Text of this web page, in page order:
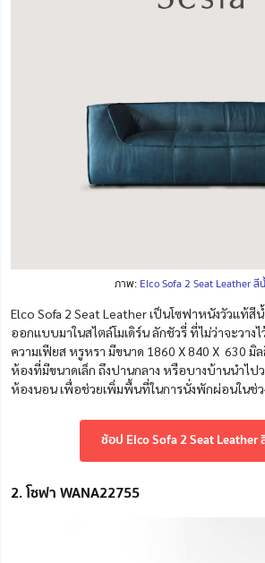
ภาพ: Elco Sofa 2 Seat Leather สี
Elco Sofa 2 Seat Leather เป็นโซฟาหนังวัวแท้สี
ออกแบบมาในสไตล์โมเดิร์น ลักชัวรี่ ที่ไม่ว่าจะวาง
ความเฟียส หรูหรา มีขนาด 1860 X 840 X 630 มิ
ห้องที่มีขนาดเล็ก ถึงปานกลาง หรือบางบ้านนำไปว
ห้องนอน เพื่อช่วยเพิ่มพื้นที่ในการนั่งพักผ่อนในช่ว
ช้อป Elco Sofa 2 Seat Leather
2. โซฟา WANA22755